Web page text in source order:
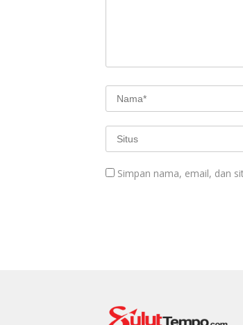
Simpan nama, email, dan